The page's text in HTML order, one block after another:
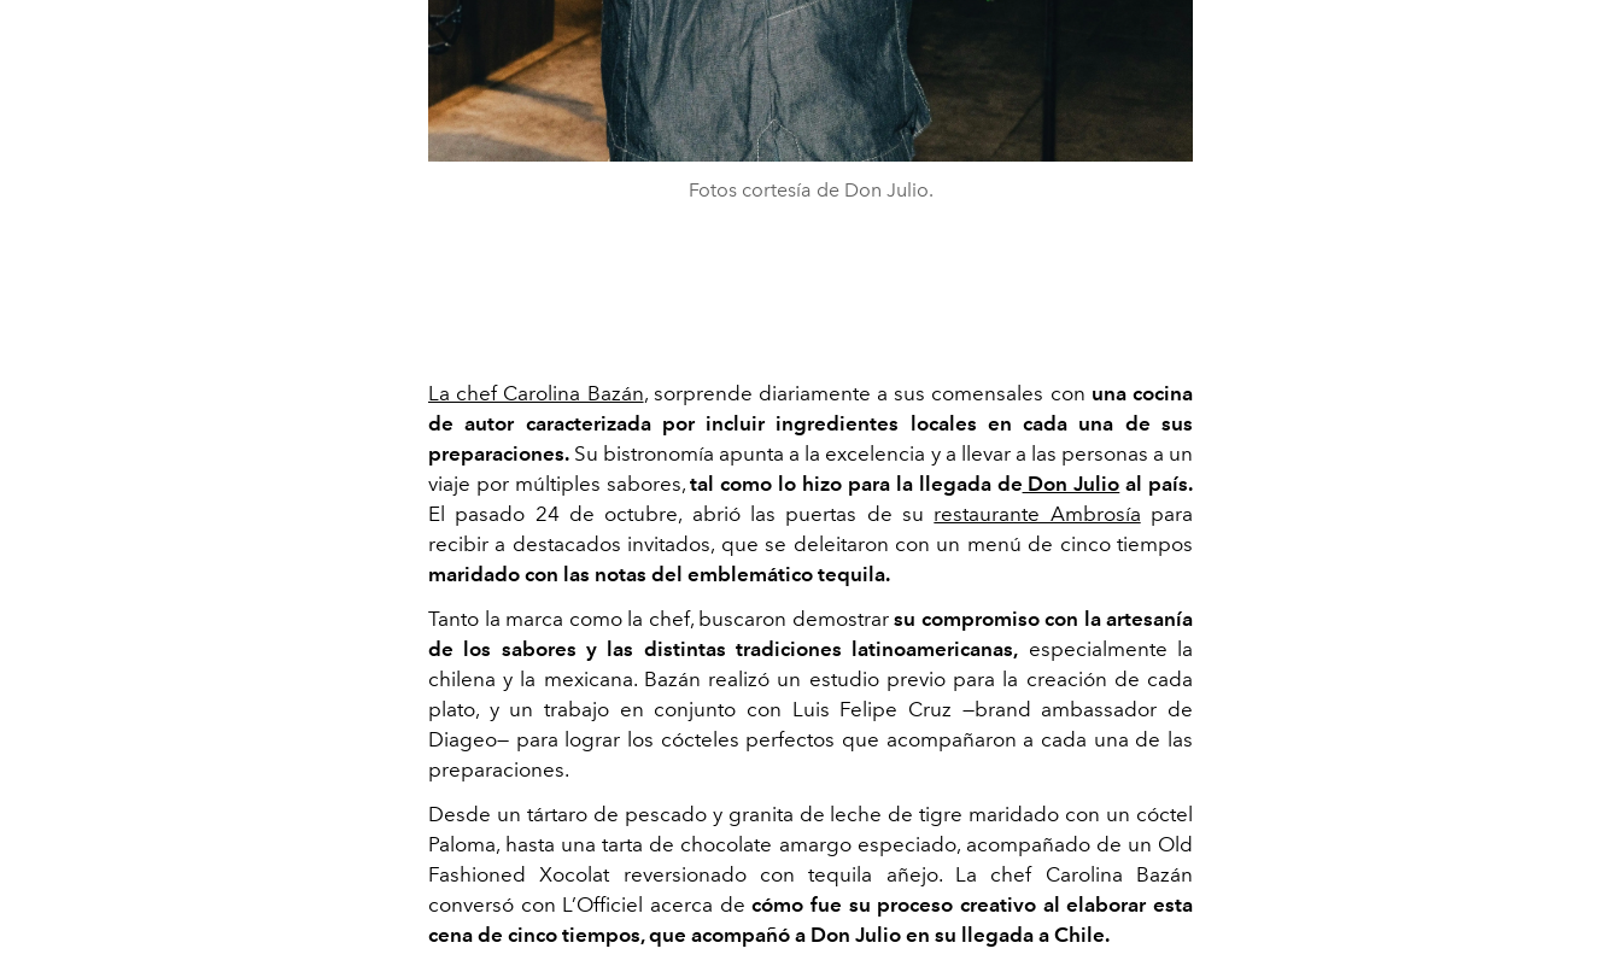
Fotos cortesía de Don Julio.
La chef Carolina Bazán, sorprende diariamente a sus comensales con una cocina
de autor caracterizada por incluir ingredientes locales en cada una de sus
preparaciones. Su bistronomía apunta a la excelencia y a llevar a las personas a un
viaje por múltiples sabores,tal como lo hizo para la llegada de Don Julio al país.
El pasado 24 de octubre, abrió las puertas de su restaurante Ambrosía para
recibir a destacados invitados, que se deleitaron con un menú de cinco tiempos
maridado con las notas del emblemático tequila.
Tanto la marca como la chef, buscaron demostrar su compromiso con la artesanía
de los sabores y las distintas tradiciones latinoamericanas, especialmente la
chilena y la mexicana. Bazán realizó un estudio previo para la creación de cada
plato, y un trabajo en conjunto con Luis Felipe Cruz —brand ambassador de
Diageo— para lograr los cócteles perfectos que acompañaron a cada una de las
preparaciones.
Desde un tártaro de pescado y granita de leche de tigre maridado con un cóctel
Paloma, hasta una tarta de chocolate amargo especiado, acompañado de un Old
Fashioned Xocolat reversionado con tequila añejo. La chef Carolina Bazán
conversó con L’Officiel acerca decómo fue su proceso creativo al elaborar esta
cena de cinco tiempos, que acompañó a Don Julio en su llegada a Chile.